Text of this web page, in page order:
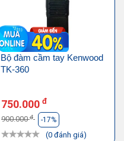
Bộ đàm cầm tay Kenwood
TK-360
750.000 đ
900.000đ -17%
(0 đánh giá)